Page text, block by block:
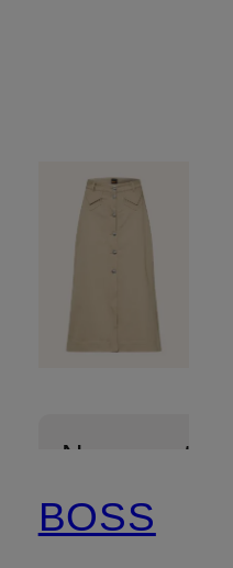
Nouveautés
BOSS